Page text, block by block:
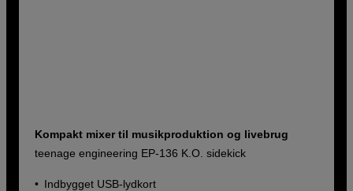
Kompakt mixer til musikproduktion og livebrug
teenage engineering EP-136 K.O. sidekick
Indbygget USB-lydkort